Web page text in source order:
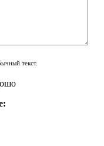
текст.